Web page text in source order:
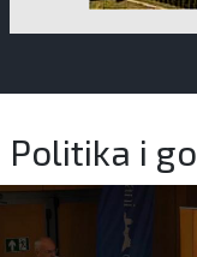
Politika i